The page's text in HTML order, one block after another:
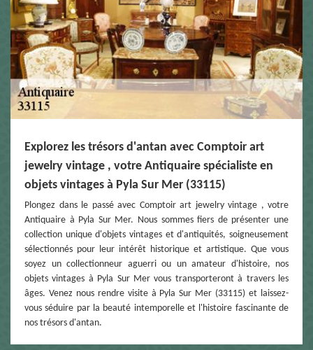
Explorez les trésors d'antan avec Comptoir art
jewelry vintage , votre Antiquaire spécialiste en
objets vintages à Pyla Sur Mer (33115)
Plongez dans le passé avec Comptoir art jewelry vintage , votre
Antiquaire à Pyla Sur Mer. Nous sommes fiers de présenter une
collection unique d'objets vintages et d'antiquités, soigneusement
sélectionnés pour leur intérêt historique et artistique. Que vous
soyez un collectionneur aguerri ou un amateur d'histoire, nos
objets vintages à Pyla Sur Mer vous transporteront à travers les
âges. Venez nous rendre visite à Pyla Sur Mer (33115) et laissez-
vous séduire par la beauté intemporelle et l'histoire fascinante de
nos trésors d'antan.